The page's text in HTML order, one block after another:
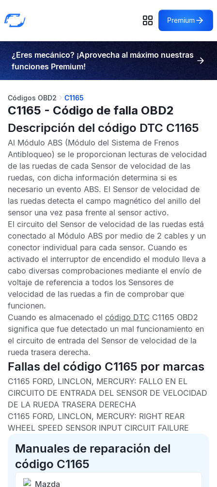
Premium
¿Eres mecánico? ¡Aprovecha al máximo nuestras
funciones Premium!
Códigos OBD2 C1165
C1165 - Código de falla OBD2
Descripción del código DTC C1165
Al Módulo ABS (Módulo del Sistema de Frenos
Antibloqueo) se le proporcionan lecturas de velocidad
de las ruedas de cada Sensor de velocidad de las
ruedas, con dicha información determina si es
necesario un evento ABS. El Sensor de velocidad de
las ruedas detecta el campo magnético del anillo del
sensor una vez pasa frente al sensor activo.
El circuito del Sensor de velocidad de las ruedas está
conectado al Módulo ABS por medio de 2 cables y un
conector individual para cada sensor. Cuando es
activado el interruptor de encendido el modulo lleva a
cabo diversas comprobaciones mediante el envío de
voltaje de referencia a todos los Sensores de
velocidad de las ruedas a fin de comprobar que
funcionen.
Cuando es almacenado el código DTC C1165 OBD2
significa que fue detectado un mal funcionamiento en
el circuito de entrada del Sensor de velocidad de la
rueda trasera derecha.
Fallas del código C1165 por marcas
C1165 FORD, LINCLON, MERCURY: FALLO EN EL
CIRCUITO DE ENTRADA DEL SENSOR DE VELOCIDAD
DE LA RUEDA TRASERA DERECHA
C1165 FORD, LINCLON, MERCURY: RIGHT REAR
WHEEL SPEED SENSOR INPUT CIRCUIT FAILURE
Manuales de reparación del
código C1165
Mazda